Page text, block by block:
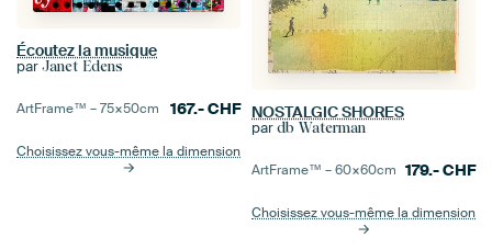
Écoutez la musique
par Janet Edens
ArtFrame™ –75×50cm 167.-CHF
Choisissez vous-même la dimension
NOSTALGIC SHORES
par db Waterman
ArtFrame™ –60×60cm 179.-CHF
Choisissez vous-même la dimension